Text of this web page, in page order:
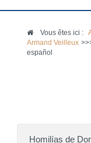
Vous êtes ici :
Armand Veilleux
español
Homilías de